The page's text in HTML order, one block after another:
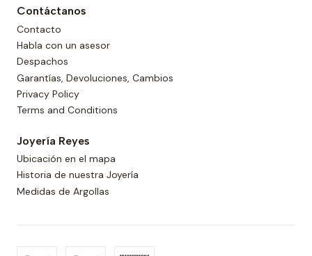
Contáctanos
Contacto
Habla con un asesor
Despachos
Garantías, Devoluciones, Cambios
Privacy Policy
Terms and Conditions
Joyería Reyes
Ubicación en el mapa
Historia de nuestra Joyería
Medidas de Argollas